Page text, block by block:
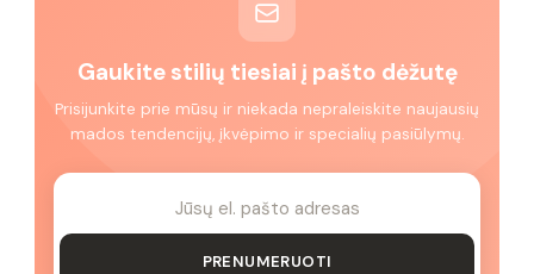
Gaukite stilių tiesiai į pašto dėžutę
Prisijunkite prie mūsų ir niekada nepraleiskite naujausių
mados tendencijų, įkvėpimo ir specialių pasiūlymų.
PRENUMERUOTI